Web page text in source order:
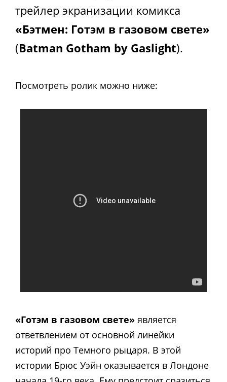
трейлер экранизации комикса
«Бэтмен: Готэм в газовом свете»
(Batman Gotham by Gaslight).
Посмотреть ролик можно ниже:
«Готэм в газовом свете» является
ответвлением от основной линейки
историй про Темного рыцаря. В этой
истории Брюс Уэйн оказывается в Лондоне